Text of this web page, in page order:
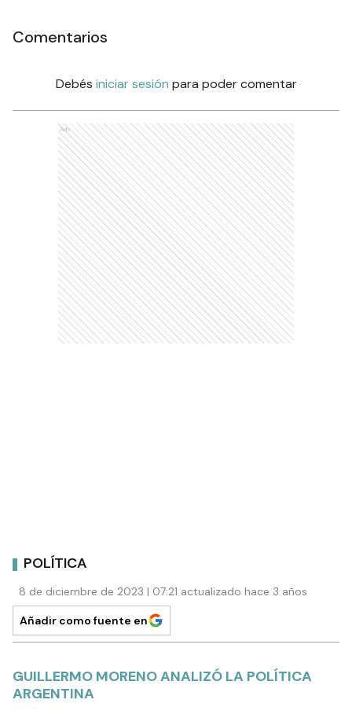
Comentarios
Debés iniciar sesión para poder comentar
Ads
POLÍTICA
8 de diciembre de 2023 | 07:21 actualizado hace 3 años
Añadir como fuente en
GUILLERMO MORENO ANALIZÓ LA POLÍTICA
ARGENTINA